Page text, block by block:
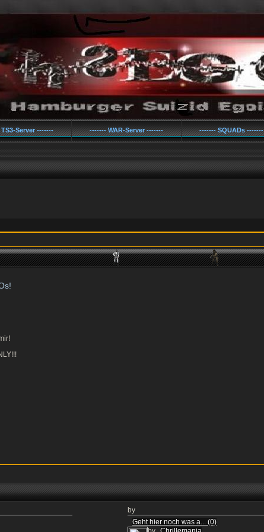
Server ------- ------- WAR-Server ------- ------- SQUADs -------
by
Geht hier noch was a... (0)